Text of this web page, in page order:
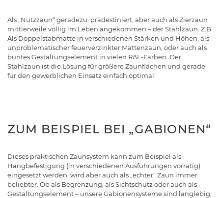
Als „Nutzzaun“ geradezu prädestiniert, aber auch als Zierzaun
mittlerweile völlig im Leben angekommen – der Stahlzaun. Z.B.
Als Doppelstabmatte in verschiedenen Stärken und Höhen, als
unproblematischer feuerverzinkter Mattenzaun, oder auch als
buntes Gestaltungselement in vielen RAL-Farben. Der
Stahlzaun ist die Lösung für größere Zaunflächen und gerade
für den gewerblichen Einsatz einfach optimal.
ZUM BEISPIEL BEI „GABIONEN“
Dieses praktischen Zaunsystem kann zum Beispiel als
Hangbefestigung (in verschiedenen Ausführungen vorrätig)
eingesetzt werden, wird aber auch als „echter“ Zaun immer
beliebter. Ob als Begrenzung, als Sichtschutz oder auch als
Gestaltungselement – unsere Gabionensysteme sind langlebig,